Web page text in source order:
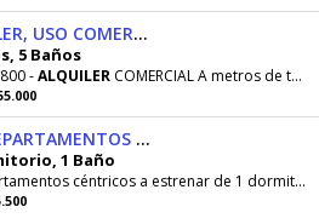
CASA ALQUILER, USO COMERCIAL, CLINICA, ESTUDIO, GASTRONOMICOS
5 Baños
-ALQUILER COMERCIAL A metros de tribunales, ideal clínica, estudio
ALQUILER DEPARTAMENTOS A ESTRENAR CENTRICOS 1 DORMITORIO
1 Baño
céntricos a estrenar de 1 dormitorio.